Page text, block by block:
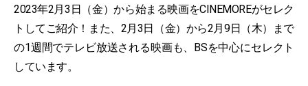
2023年2月3日（金）から始まる映画をCINEMOREがセレク
トしてご紹介！また、2月3日（金）から2月9日（木）まで
の1週間でテレビ放送される映画も、BSを中心にセレクト
しています。